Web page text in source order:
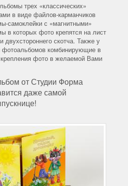
трех «классических»
в виде файлов-карманчиков
самоклейки с «магнитными»
в которых фото крепятся на лист
скотча. Также у
фотоальбомов комбинирующие в
крепления фото в желаемой Вами
от Студии Форма
даже самой